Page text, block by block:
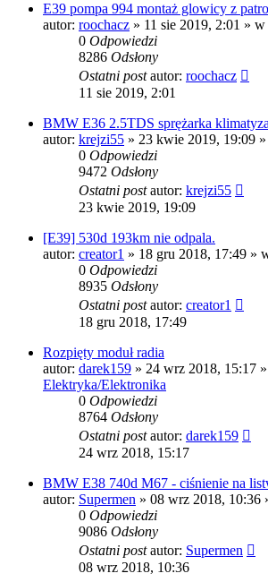
E39 pompa 994 montaż glowicy z
autor: roochacz » 11 sie 2019, 2:01 » w
0 Odpowiedzi
8286 Odsłony
Ostatni postautor: roochacz
11 sie 2019, 2:01
BMW E36 2.5TDS sprężarka
autor: krejzi55 » 23 kwie 2019, 19:09
0 Odpowiedzi
9472 Odsłony
Ostatni postautor: krejzi55
23 kwie 2019, 19:09
[E39] 530d 193km nie odpala.
autor: creator1 » 18 gru 2018, 17:49 »
0 Odpowiedzi
8935 Odsłony
Ostatni postautor: creator1
18 gru 2018, 17:49
Rozpięty moduł radia
autor: darek159 » 24 wrz 2018, 15:17
Elektryka/Elektronika
0 Odpowiedzi
8764 Odsłony
Ostatni postautor: darek159
24 wrz 2018, 15:17
BMW E38 740d M67 - ciśnienie na
autor: Supermen » 08 wrz 2018, 10:36
0 Odpowiedzi
9086 Odsłony
Ostatni postautor: Supermen
08 wrz 2018, 10:36